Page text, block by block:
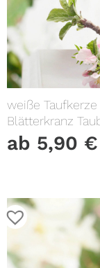
weiße
Blätterkranz
ab 5,90 €